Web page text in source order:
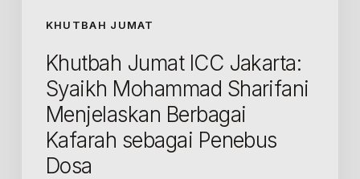
KHUTBAH JUMAT
DosaKhutbah Jumat ICC Jakarta:
Syaikh Mohammad Sharifani
Menjelaskan Berbagai
Kafarah sebagai Penebus
Dosa